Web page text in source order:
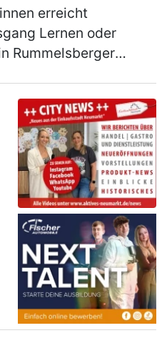
erreicht
Lernen oder
Rummelsberger